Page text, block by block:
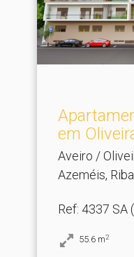
em
Aveiro /
Azeméis,
Ref: 4337 SA
55.6 m2